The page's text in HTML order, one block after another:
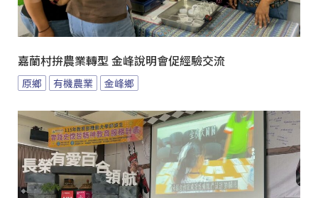
嘉蘭村拚農業轉型 金峰說明會促經驗交流
原鄉 有機農業 金峰鄉